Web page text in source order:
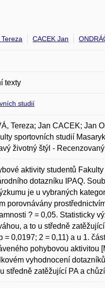
CACEK Jan
texty
studií
Tereza; Jan CACEK; Jan
sportovních studií
životný štýl -
aktivity studentů
dotazníku IPAQ.
je u vybraných
porovnávány
? = 0,05. Statisticky
a to u středně
= 0,0197; 2 = 0,11) a u 1.
pohybovou aktivitou
vyhodnocení
středně zatěžující PA a